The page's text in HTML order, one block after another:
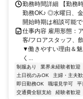
勤務時間詳細 【勤務
勤務OK♪ ◎水曜日、
開始時期は相談可能で
仕事内容 雇用形態：
客/フロアスタッフ、
▼働きやすい理由＆
く...
制服あり 業界未経験者歓迎
土日祝のみOK
主婦・主夫
即日勤務OK
職場見学可 平
交通費全額支給
経験者歓迎